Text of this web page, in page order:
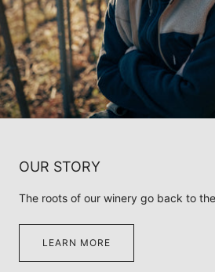
OUR STORY
The roots of our winery go back to
LEARN MORE